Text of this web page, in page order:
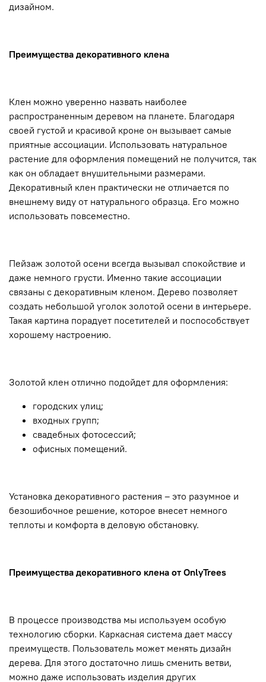
дизайном.
Преимущества декоративного клена
Клен можно уверенно назвать наиболее
распространенным деревом на планете. Благодаря
своей густой и красивой кроне он вызывает самые
приятные ассоциации. Использовать натуральное
растение для оформления помещений не получится, так
как он обладает внушительными размерами.
Декоративный клен практически не отличается по
внешнему виду от натурального образца. Его можно
использовать повсеместно.
Пейзаж золотой осени всегда вызывал спокойствие и
даже немного грусти. Именно такие ассоциации
связаны с декоративным кленом. Дерево позволяет
создать небольшой уголок золотой осени в интерьере.
Такая картина порадует посетителей и поспособствует
хорошему настроению.
Золотой клен отлично подойдет для оформления:
городских улиц;
входных групп;
свадебных фотосессий;
офисных помещений.
Установка декоративного растения – это разумное и
безошибочное решение, которое внесет немного
теплоты и комфорта в деловую обстановку.
Преимущества декоративного клена от OnlyTrees
В процессе производства мы используем особую
технологию сборки. Каркасная система дает массу
преимуществ. Пользователь может менять дизайн
дерева. Для этого достаточно лишь сменить ветви,
можно даже использовать изделия других